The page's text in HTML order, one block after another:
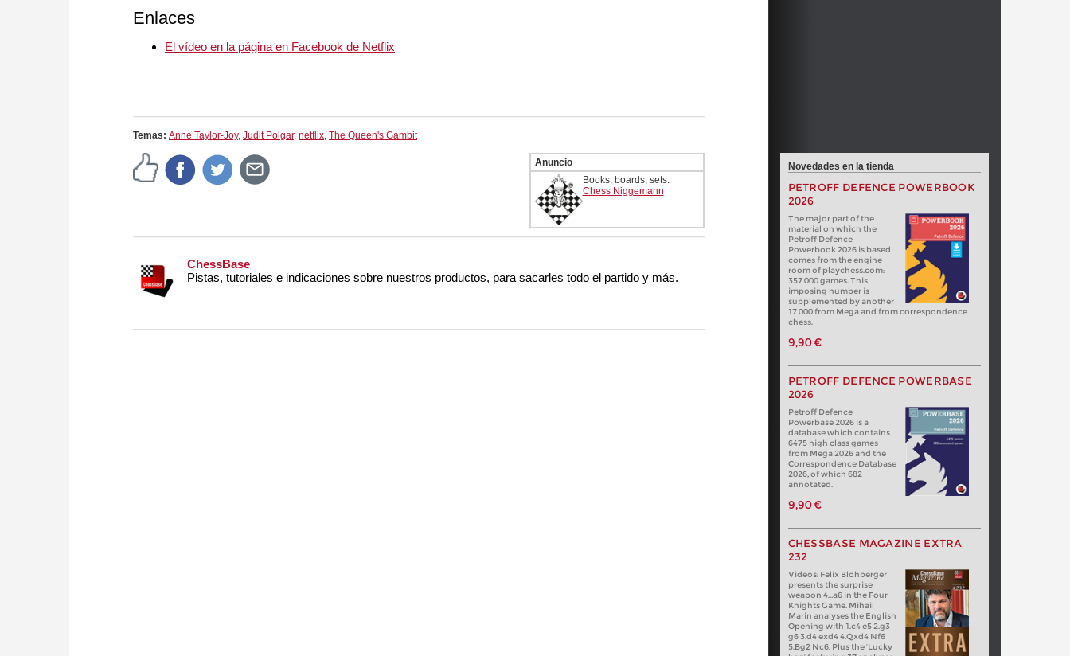
Enlaces
El vídeo en la página en Facebook de Netflix
Temas: Anne Taylor-Joy, Judit Polgar, netflix, The Queen's Gambit
Anuncio
Books, boards, sets:
Chess Niggemann
ChessBase
Pistas, tutoriales e indicaciones sobre nuestros productos, para sacarles todo el partido y más.
Novedades en la tienda
PETROFF DEFENCE POWERBOOK
2026
The major part of the
material on which the
Petroff Defence
Powerbook 2026 is based
comes from the engine
room of playchess.com:
357 000 games. This
imposing number is
supplemented by another
17 000 from Mega and from correspondence
chess.
9,90 €
PETROFF DEFENCE POWERBASE
2026
Petroff Defence
Powerbase 2026 is a
database which contains
6475 high class games
from Mega 2026 and the
Correspondence Database
2026, of which 682
annotated.
9,90 €
CHESSBASE MAGAZINE EXTRA
232
Videos: Felix Blohberger
presents the surprise
weapon 4…a6 in the Four
Knights Game. Mihail
Marin analyses the English
Opening with 1.c4 e5 2.g3
g6 3.d4 exd4 4.Qxd4 Nf6
5.Bg2 Nc6. Plus the ‘Lucky